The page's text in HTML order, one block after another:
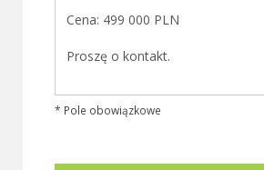
* Pole obowiązkowe